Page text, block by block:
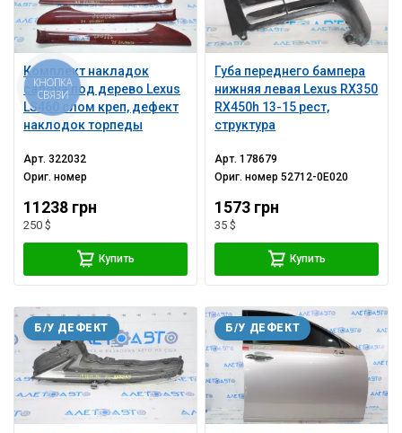
Комплект накладок
салона под дерево Lexus
LS460 слом креп, дефект
наклодок торпеды
Арт.322032
Ориг. номер
11238 грн
250 $
Купить
Губа переднего бампера
нижняя левая Lexus RX350
RX450h 13-15 рест,
структура
Арт.178679
Ориг. номер52712-0E020
1573 грн
35 $
Купить
Б/У ДЕФЕКТ Б/У ДЕФЕКТ
КНОПКА
СВЯЗИ